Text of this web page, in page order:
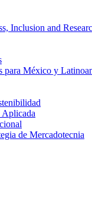
Inclusion and
para México y
Aplicada
de Mercadotecnia